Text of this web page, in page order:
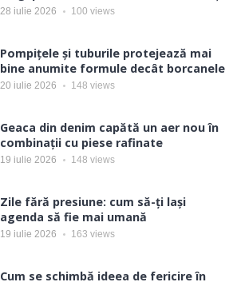
28 iulie 2026 100 views
Pompițele și tuburile protejează mai
bine anumite formule decât borcanele
20 iulie 2026 148 views
Geaca din denim capătă un aer nou în
combinații cu piese rafinate
19 iulie 2026 148 views
Zile fără presiune: cum să-ți lași
agenda să fie mai umană
19 iulie 2026 163 views
Cum se schimbă ideea de fericire în